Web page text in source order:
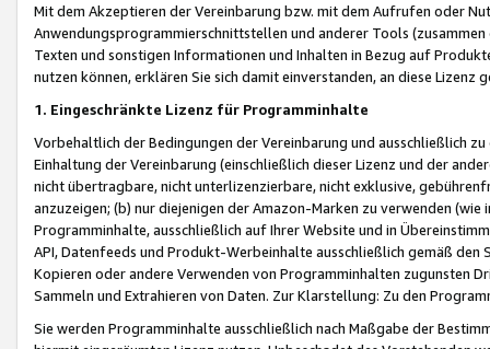
Mit dem Akzeptieren der Vereinbarung bzw. mit dem Aufrufen oder
Anwendungsprogrammierschnittstellen und anderer Tools (zusammen
Texten und sonstigen Informationen und Inhalten in Bezug auf
nutzen können, erklären Sie sich damit einverstanden, an diese Lizenz
1. Eingeschränkte Lizenz für Programminhalte
Vorbehaltlich der Bedingungen der Vereinbarung und ausschließlich
Einhaltung der Vereinbarung (einschließlich dieser Lizenz und der
nicht übertragbare, nicht unterlizenzierbare, nicht exklusive,
anzuzeigen; (b) nur diejenigen der Amazon-Marken zu verwenden
Programminhalte, ausschließlich auf Ihrer Website und in
API, Datenfeeds und Produkt-Werbeinhalte ausschließlich gemäß
Kopieren oder andere Verwenden von Programminhalten zugunsten
Sammeln und Extrahieren von Daten. Zur Klarstellung: Zu den
Sie werden Programminhalte ausschließlich nach Maßgabe der